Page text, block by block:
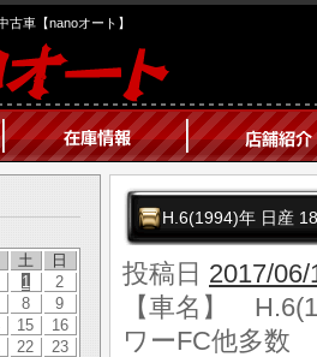
車【nanoオート】
土 日
1
2
8
9
15
16
22
23
H.6(1994)年 日産
投稿日 2017/06/
【車名】
ワーFC他多数